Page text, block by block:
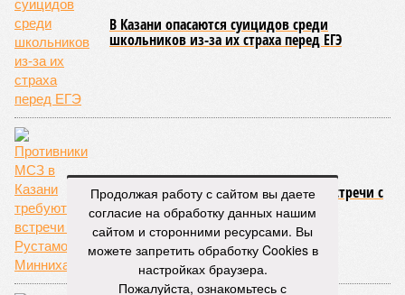
В Казани опасаются суицидов среди
школьников из-за их страха перед ЕГЭ
Противники МСЗ в Казани требуют встречи с
Рустамом Миннихановым
Продолжая работу с сайтом вы даете
согласие на обработку данных нашим
сайтом и сторонними ресурсами. Вы
можете запретить обработку Cookies в
настройках браузера.
Пожалуйста, ознакомьтесь с